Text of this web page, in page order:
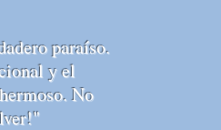
paraíso.
y el
No